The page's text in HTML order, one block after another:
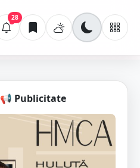
28
📢 Publicitate